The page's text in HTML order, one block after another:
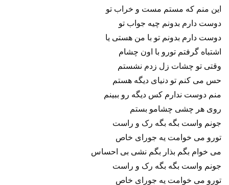
این منم که مستم مست و خراب تو
دوست دارم بدونم چیه جواب تو
دوست دارم بدونم تو با من هستی یا
اشتباه گرفتم تورو با اون چشام
وقتی تو چشات زل زدم نشستم
حس می کنم تو دنیای دیگه هستم
منم دوست ندارم کس دیگه رو ببینم
روی هر چشی چشامو بستم
جونم واست بگه بگه رک و راست
تورو می خوامت یه جورای خاص
می خوام بگم بذار بگم نشی بی احساس
جونم واست بگه بگه رک و راست
تورو می خوامت یه جورای خاص